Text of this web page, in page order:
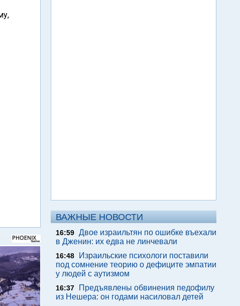
ВАЖНЫЕ НОВОСТИ
16:59 Двое израильтян по ошибке въехали
в Дженин: их едва не линчевали
16:48
Израильские психологи поставили
под сомнение теорию о дефиците эмпатии
у людей с аутизмом
16:37
Предъявлены обвинения педофилу
из Нешера: он годами насиловал детей